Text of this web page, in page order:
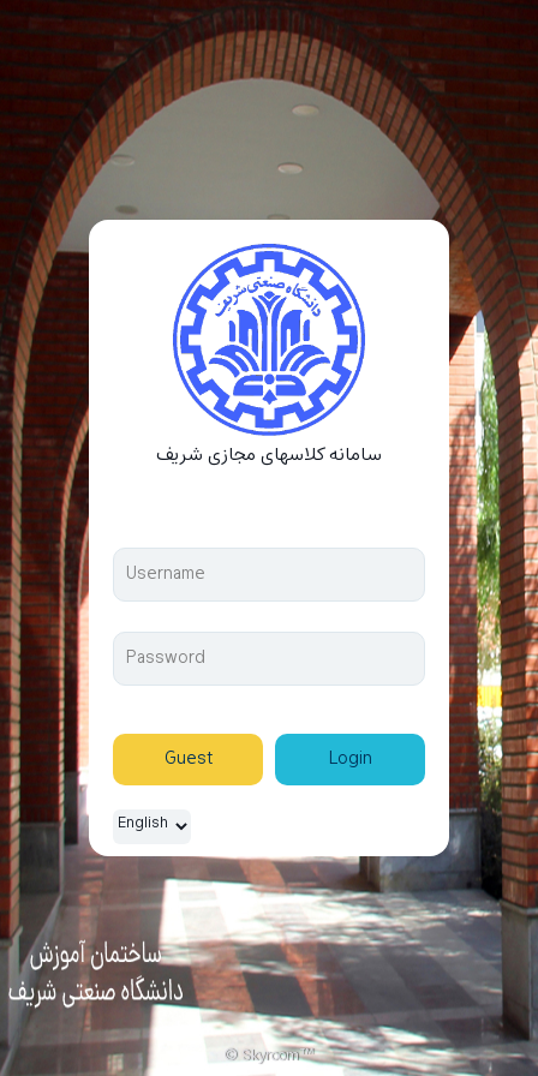
سامانه کلاسهای مجازی شریف
Guest Login
© Skyroom™